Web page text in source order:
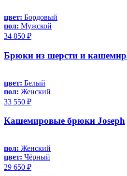
цвет: Бордовый
пол: Мужской
34 850 ₽
Брюки из шерсти и
цвет: Белый
пол: Женский
33 550 ₽
Кашемировые брюки Joseph
пол: Женский
цвет: Чёрный
29 650 ₽